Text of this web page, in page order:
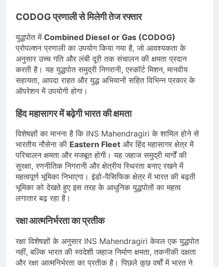
CODOG प्रणाली से मिलेगी तेज रफ्तार
युद्धपोत में Combined Diesel or Gas (CODOG)
प्रोपल्शन प्रणाली का उपयोग किया गया है, जो आवश्यकता के
अनुसार उच्च गति और लंबी दूरी तक संचालन की क्षमता प्रदान
करती है। यह युद्धपोत समुद्री निगरानी, एस्कॉर्ट मिशन, मानवीय
सहायता, आपदा राहत और युद्ध अभियानों सहित विभिन्न प्रकार के
ऑपरेशन में उपयोगी होगा।
हिंद महासागर में बढ़ेगी भारत की क्षमता
विशेषज्ञों का मानना है कि INS Mahendragiri के शामिल होने से
भारतीय नौसेना की Eastern Fleet और हिंद महासागर क्षेत्र में
परिचालन क्षमता और मजबूत होगी। यह जहाज समुद्री मार्गों की
सुरक्षा, रणनीतिक निगरानी और क्षेत्रीय स्थिरता बनाए रखने में
महत्वपूर्ण भूमिका निभाएगा। इंडो-पैसिफिक क्षेत्र में भारत की बढ़ती
भूमिका को देखते हुए इस तरह के आधुनिक युद्धपोतों का महत्व
लगातार बढ़ रहा है।
रक्षा आत्मनिर्भरता का प्रतीक
रक्षा विशेषज्ञों के अनुसार INS Mahendragiri केवल एक युद्धपोत
नहीं, बल्कि भारत की स्वदेशी जहाज निर्माण क्षमता, तकनीकी दक्षता
और रक्षा आत्मनिर्भरता का प्रतीक है। पिछले कुछ वर्षों में भारत ने